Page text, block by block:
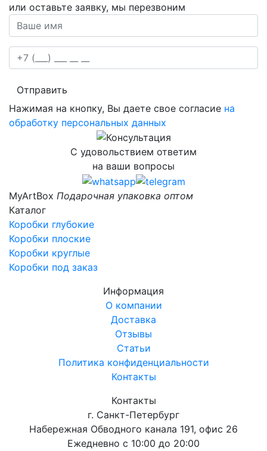
или оставьте заявку, мы перезвоним
Отправить
Нажимая на кнопку, Вы даете свое согласие на
обработку персональных данных
С удовольствием ответим
на ваши вопросы
MyArtBox Подарочная упаковка оптом
Каталог
Коробки глубокие
Коробки плоские
Коробки круглые
Коробки под заказ
Информация
О компании
Доставка
Отзывы
Статьи
Политика конфиденциальности
Контакты
Контакты
г. Санкт-Петербург
Набережная Обводного канала 191, офис 26
Ежедневно с 10:00 до 20:00